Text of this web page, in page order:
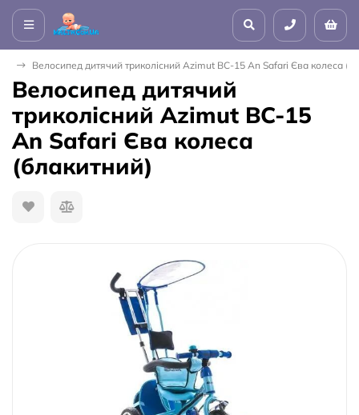
Велосипед дитячий триколісний Azimut BC-15 An Safari Єва колеса
Велосипед дитячий
триколісний Azimut BC-15
An Safari Єва колеса
(блакитний)